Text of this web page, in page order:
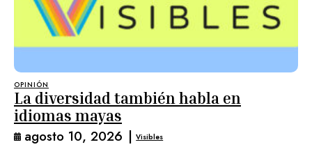
OPINIÓN
La diversidad también habla en
idiomas mayas
agosto 10, 2026 | Visibles